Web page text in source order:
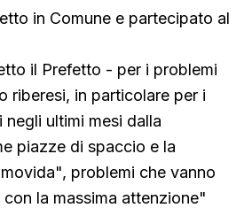
in Comune e partecipato al
il Prefetto - per i problemi
riberesi, in particolare per i
ultimi mesi dalla
piazze di spaccio e la
problemi che vanno
la massima attenzione"